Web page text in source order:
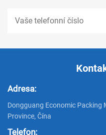
Adresa:
Dongguang Economic Packing
Province, Čína
Telefon: